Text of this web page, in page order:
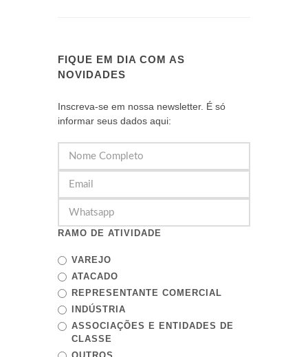
FIQUE EM DIA COM AS
NOVIDADES
Inscreva-se em nossa newsletter. É só
informar seus dados aqui:
RAMO DE ATIVIDADE
VAREJO
ATACADO
REPRESENTANTE COMERCIAL
INDÚSTRIA
ASSOCIAÇÕES E ENTIDADES DE
CLASSE